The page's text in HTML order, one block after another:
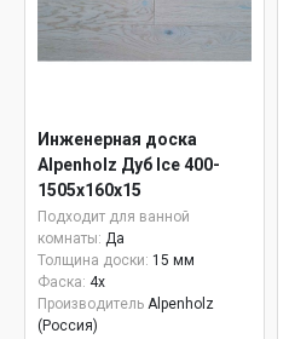
Инженерная доска
Alpenholz Дуб Ice 400-
1505х160х15
Подходит для ванной
комнаты: Да
Толщина доски: 15 мм
Фаска: 4x
Производитель Alpenholz
(Россия)